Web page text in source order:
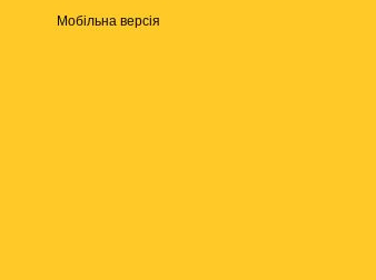
Мобільна версія